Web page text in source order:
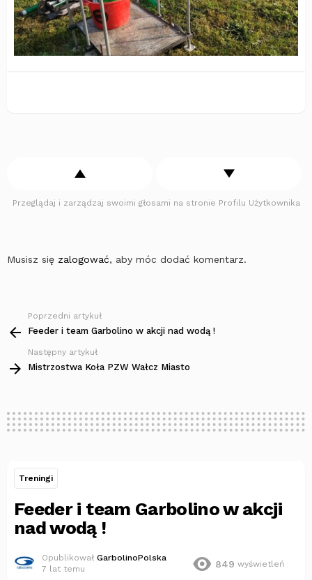
Przeglądaj i zarządzaj swoimi głosami na stronie Profilu Użytkownika
Musisz się zalogować, aby móc dodać komentarz.
Zobacz
więcej
Poprzedni artykuł
Feeder i team Garbolino w akcji nad wodą !
Następny artykuł
Mistrzostwa Koła PZW Wałcz Miasto
Treningi
Feeder i team Garbolino w akcji
nad wodą !
Opublikował GarbolinoPolska
7 lat temu
849 wyświetleń